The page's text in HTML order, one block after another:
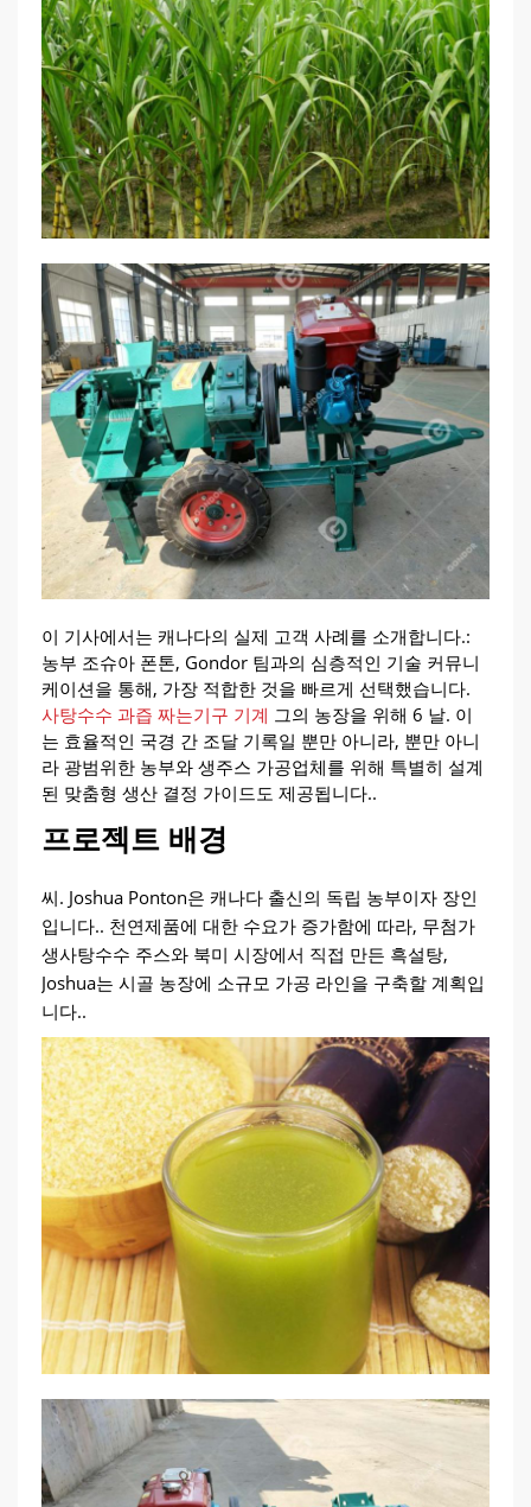
이 기사에서는 캐나다의 실제 고객 사례를 소개합니다.:
농부 조슈아 폰톤, Gondor 팀과의 심층적인 기술 커뮤니
케이션을 통해, 가장 적합한 것을 빠르게 선택했습니다.
사탕수수 과즙 짜는기구 기계 그의 농장을 위해 6 날. 이
는 효율적인 국경 간 조달 기록일 뿐만 아니라, 뿐만 아니
라 광범위한 농부와 생주스 가공업체를 위해 특별히 설계
된 맞춤형 생산 결정 가이드도 제공됩니다..
프로젝트 배경
씨. Joshua Ponton은 캐나다 출신의 독립 농부이자 장인
입니다.. 천연제품에 대한 수요가 증가함에 따라, 무첨가
생사탕수수 주스와 북미 시장에서 직접 만든 흑설탕,
Joshua는 시골 농장에 소규모 가공 라인을 구축할 계획입
니다..